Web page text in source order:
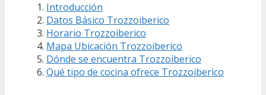
Introducción
Datos Básico Trozzoiberico
Horario Trozzoiberico
Mapa Ubicación Trozzoiberico
Dónde se encuentra Trozzoiberico
Qué tipo de cocina ofrece Trozzoiberico